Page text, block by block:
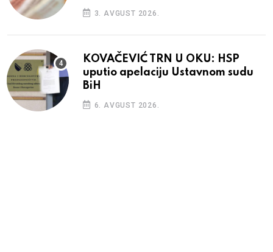
3. AVGUST 2026.
KOVAČEVIĆ TRN U OKU: HSP
uputio apelaciju Ustavnom sudu
BiH
6. AVGUST 2026.